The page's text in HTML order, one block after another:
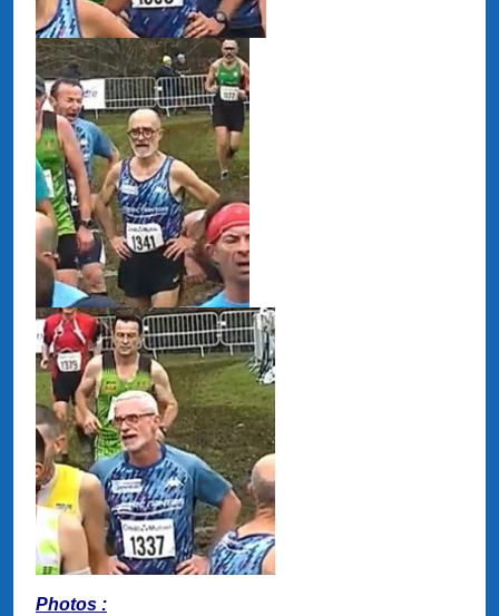
Photos :